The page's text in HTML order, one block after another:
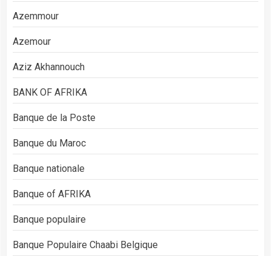
Azemmour
Azemour
Aziz Akhannouch
BANK OF AFRIKA
Banque de la Poste
Banque du Maroc
Banque nationale
Banque of AFRIKA
Banque populaire
Banque Populaire Chaabi Belgique